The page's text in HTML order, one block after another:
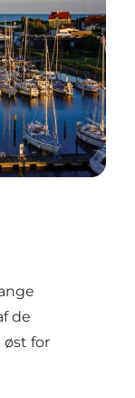
de
øst for